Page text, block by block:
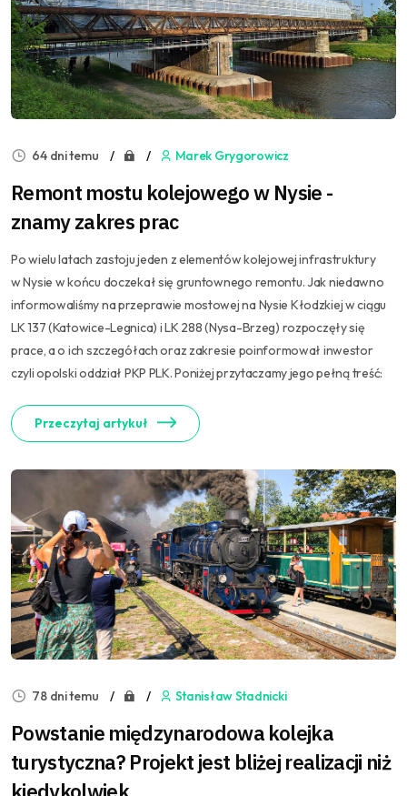
64 dni temu Marek Grygorowicz
Remont mostu kolejowego w Nysie -
znamy zakres prac
Po wielu latach zastoju jeden z elementów kolejowej infrastruktury
w Nysie w końcu doczekał się gruntownego remontu. Jak niedawno
informowaliśmy na przeprawie mostowej na Nysie Kłodzkiej w ciągu
LK 137 (Katowice-Legnica) i LK 288 (Nysa-Brzeg) rozpoczęły się
prace, a o ich szczegółach oraz zakresie poinformował inwestor
czyli opolski oddział PKP PLK. Poniżej przytaczamy jego pełną treść:
Przeczytaj artykuł
78 dni temu Stanisław Stadnicki
Powstanie międzynarodowa kolejka
turystyczna? Projekt jest bliżej realizacji niż